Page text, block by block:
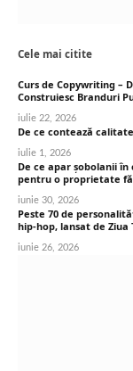
Cele mai citite
Curs de Copywriting –
Construiesc Branduri
iulie 22, 2026
De ce contează
iulie 1, 2026
De ce apar șobolanii
pentru o proprietate
iunie 30, 2026
Peste 70 de
hip-hop, lansat de
iunie 26, 2026